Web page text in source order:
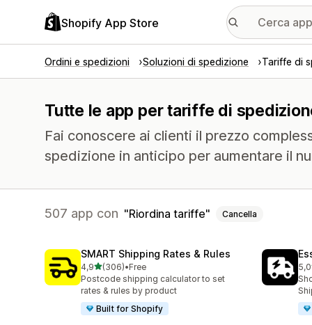
Shopify App Store
Ordini e spedizioni Soluzioni di spedizione Tariffe di
Tutte le app per tariffe di
Fai conoscere ai clienti il prezzo
spedizione in anticipo per aumentare il
507 app con Riordina tariffe Cancella
SMART Shipping Rates & Rules
4,9stelle su 5
(306)
306 recensioni totali
•Free
Postcode shipping calculator to set
rates & rules by product
Built for Shopify
5,0